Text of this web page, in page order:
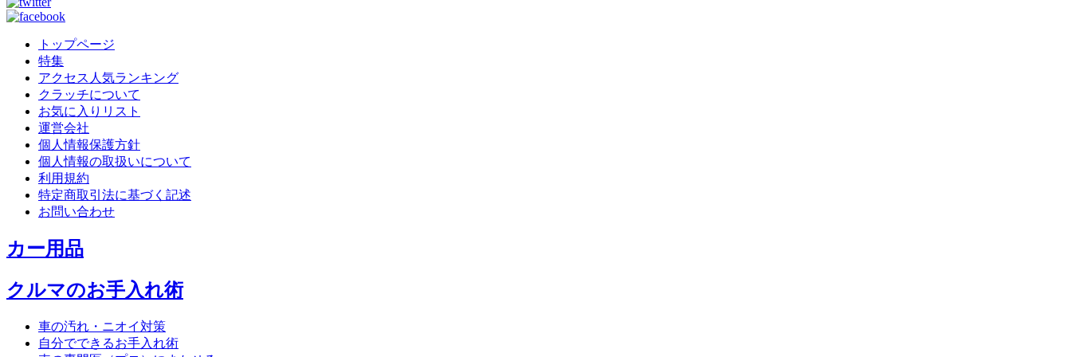
トップページ
特集
アクセス人気ランキング
クラッチについて
お気に入りリスト
運営会社
個人情報保護方針
個人情報の取扱いについて
利用規約
特定商取引法に基づく記述
お問い合わせ
カー用品
クルマのお手入れ術
車の汚れ・ニオイ対策
自分でできるお手入れ術